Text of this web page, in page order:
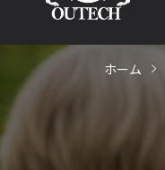
ホーム